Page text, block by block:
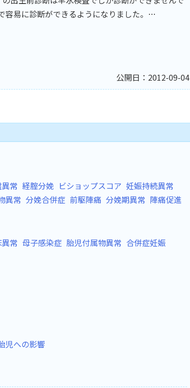
容易に診断ができるようになりました。…
公開日：2012-09-04
常 経腟分娩 ビショップスコア 妊娠持続異常
異常 分娩合併症 前駆陣痛 分娩期異常 陣痛促進
常 母子感染症 胎児付属物異常 合併症妊娠
児への影響